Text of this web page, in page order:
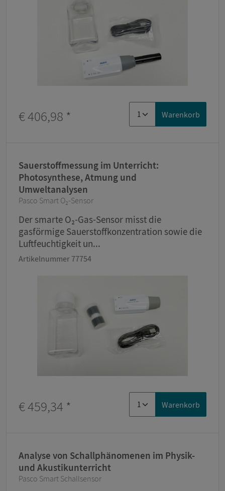
€ 406,98 * Warenkorb
Sauerstoffmessung im Unterricht:
Photosynthese, Atmung und
Umweltanalysen
Pasco Smart O₂-Sensor
Der smarte O₂-Gas-Sensor misst die
gasförmige Sauerstoffkonzentration sowie die
Luftfeuchtigkeit un...
Artikelnummer 77754
€ 459,34 * Warenkorb
Analyse von Schallphänomenen im Physik-
und Akustikunterricht
Pasco Smart Schallsensor